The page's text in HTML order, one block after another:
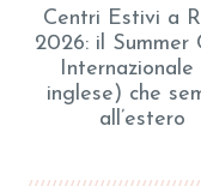
Centri Estivi a
2026: il Summer
Internazionale
inglese) che
all’estero